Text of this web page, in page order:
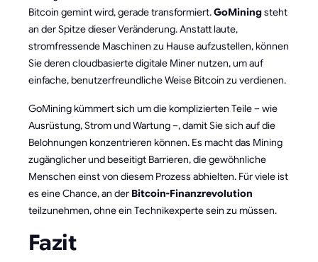
Bitcoin gemint wird, gerade transformiert.GoMiningsteht
an der Spitze dieser Veränderung. Anstatt laute,
stromfressende Maschinen zu Hause aufzustellen, können
Sie deren cloudbasierte digitale Miner nutzen, um auf
einfache, benutzerfreundliche Weise Bitcoin zu verdienen.
GoMining kümmert sich um die komplizierten Teile – wie
Ausrüstung, Strom und Wartung –, damit Sie sich auf die
Belohnungen konzentrieren können. Es macht das Mining
zugänglicher und beseitigt Barrieren, die gewöhnliche
Menschen einst von diesem Prozess abhielten. Für viele ist
es eine Chance, an der Bitcoin-Finanzrevolution
teilzunehmen, ohne ein Technikexperte sein zu müssen.
Fazit